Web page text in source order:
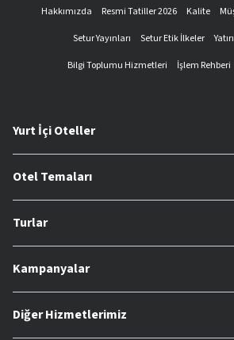
Hakkımızda Resmi Tatiller 2026 Kalite
Setur Yayınları
Setur Etik İlkeler
Bilgi Toplumu Hizmetleri
İşlem Rehberi
Yurt İçi Oteller
Otel Temaları
Turlar
Kampanyalar
Diğer Hizmetlerimiz